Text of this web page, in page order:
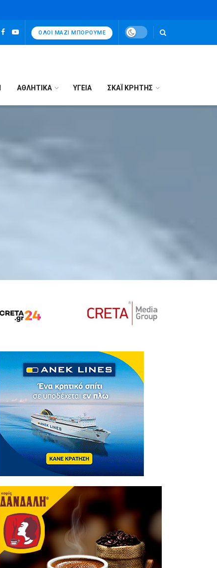
ΌΛΟΙ ΜΑΖΊ ΜΠΟΡΟΎΜΕ
ΑΘΛΗΤΙΚΑ ΥΓΕΙΑ ΣΚΑΪ ΚΡΗΤΗΣ